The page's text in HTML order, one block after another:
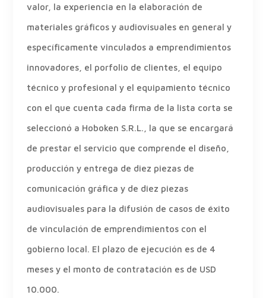
valor, la experiencia en la elaboración de
materiales gráficos y audiovisuales en general y
específicamente vinculados a emprendimientos
innovadores, el porfolio de clientes, el equipo
técnico y profesional y el equipamiento técnico
con el que cuenta cada firma de la lista corta se
seleccionó a Hoboken S.R.L., la que se encargará
de prestar el servicio que comprende el diseño,
producción y entrega de diez piezas de
comunicación gráfica y de diez piezas
audiovisuales para la difusión de casos de éxito
de vinculación de emprendimientos con el
gobierno local. El plazo de ejecución es de 4
meses y el monto de contratación es de USD
10.000.